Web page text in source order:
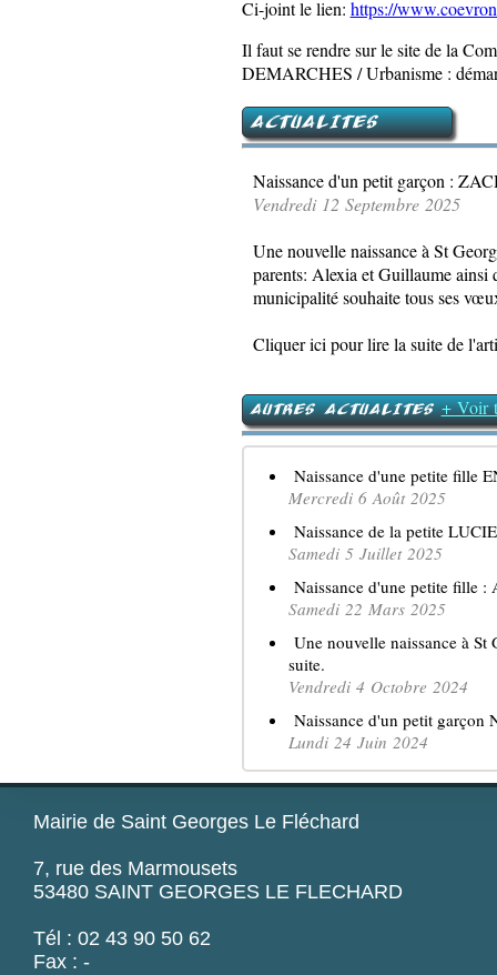
Ci-joint le lien: https://
Il faut se rendre sur le site de la
DEMARCHES / Urbanisme :
ACTUALITES
Naissance d'un petit garçon :
Vendredi 12 Septembre 2025
Une nouvelle naissance à St
parents: Alexia et Guillaume ainsi
municipalité souhaite tous ses
Cliquer ici pour lire la suite de
AUTRES ACTUALITES+ Voir
Naissance d'une petite fille
Mercredi 6 Août 2025
Naissance de la petite
Samedi 5 Juillet 2025
Naissance d'une petite fille
Samedi 22 Mars 2025
Une nouvelle naissance à
suite.
Vendredi 4 Octobre 2024
Naissance d'un petit garçon
Lundi 24 Juin 2024
Mairie de Saint Georges Le Fléchard
7, rue des Marmousets
53480 SAINT GEORGES LE FLECHARD
Tél : 02 43 90 50 62
Fax : -